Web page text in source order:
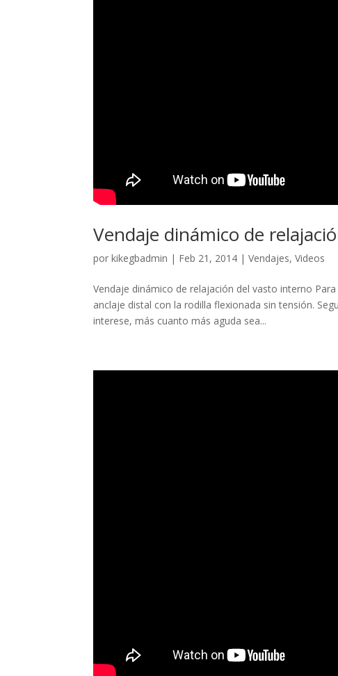
Vendaje dinámico de
porkikegbadmin | Feb 21, 2014 |Vendajes,Videos
Vendaje dinámico de relajación del vasto interno
anclaje distal con la rodilla flexionada sin tensión.
interese, más cuanto más aguda sea...